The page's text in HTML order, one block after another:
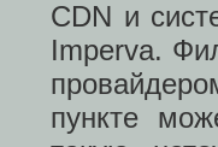
CDN и
Imperva.
пункте